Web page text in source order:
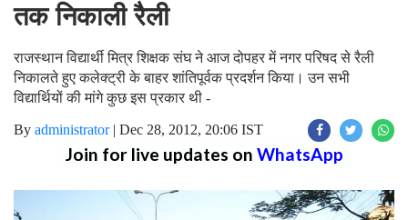
तक निकाली रैली
राजस्थान विद्यार्थी मित्र शिक्षक संघ ने आज दोपहर में नगर परिषद से रैली
निकालते हुए कलेक्ट्री के बाहर शांतिपूर्वक प्रदर्शन किया। उन सभी
विद्यार्थियों की मांगे कुछ इस प्रकार थी -
By administrator| Dec 28, 2012, 20:06 IST
Join for live updates on WhatsApp